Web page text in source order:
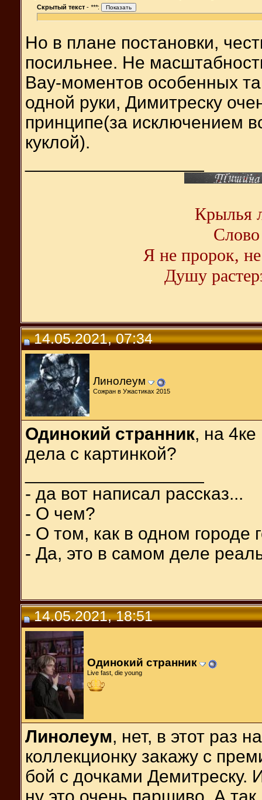
Скрытый текст - ***:
Но в плане постановки,
посильнее. Не
Вау-моментов особенных
одной руки, Димитреску
принципе(за исключением
куклой).
Крылья
Слово
Я не пророк,
Душу
14.05.2021, 07:34
Линолеум
Сожран в Ужастиках 2015
Одинокий странник, на 4ке
дела с картинкой?
- да вот написал рассказ...
- О чем?
- О том, как в одном городе
- Да, это в самом деле
14.05.2021, 18:51
Одинокий странник
Live fast, die young
Линолеум, нет, в этот раз
коллекционку закажу с
бой с дочками Демитреску.